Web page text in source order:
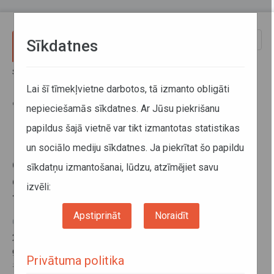
Sākums
Latvijas kompetentās institūcijas darbības sertificēšanas vadlīnijas
otrās paaudzes digitālā (viedā) tahogrāfa sistēmai
Latvijas kompetentās institūcijas
darbības sertificēšanas vadlīnijas
otrās paaudzes digitālā (viedā)
tahogrāfa sistēmai
01. jūlijs 2020
2020. gada 19. jūnijā Eiropas Komisija apstiprināja
grozījumus Latvijas kompetentās institūcijas darbības
sertificēšanas vadlīnijās otrās paaudzes digitālā (viedā)
Sīkdatnes
Lai šī tīmekļvietne darbotos, tā izmanto obligāti
nepieciešamās sīkdatnes. Ar Jūsu piekrišanu
papildus šajā vietnē var tikt izmantotas statistikas
un sociālo mediju sīkdatnes. Ja piekrītat šo papildu
sīkdatņu izmantošanai, lūdzu, atzīmējiet savu
izvēli:
Apstiprināt Noraidīt
Privātuma politika